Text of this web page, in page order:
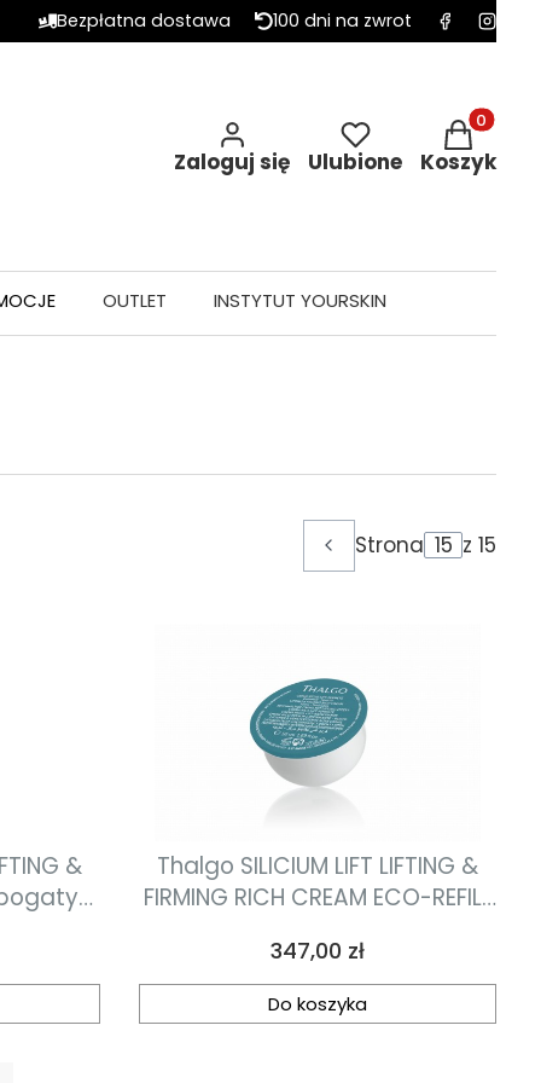
Bezpłatna dostawa 100 dni na zwrot
Zaloguj się Ulubione
Produkty
Koszyk
OUTLET INSTYTUT YOURSKIN
Poprzednie produkty
Strona z 15
&
bogaty
Thalgo SILICIUM LIFT LIFTING &
FIRMING RICH CREAM ECO-REFILL
ujędrniający uzupełnienie 50ml
Cena
347,00 zł
Do koszyka